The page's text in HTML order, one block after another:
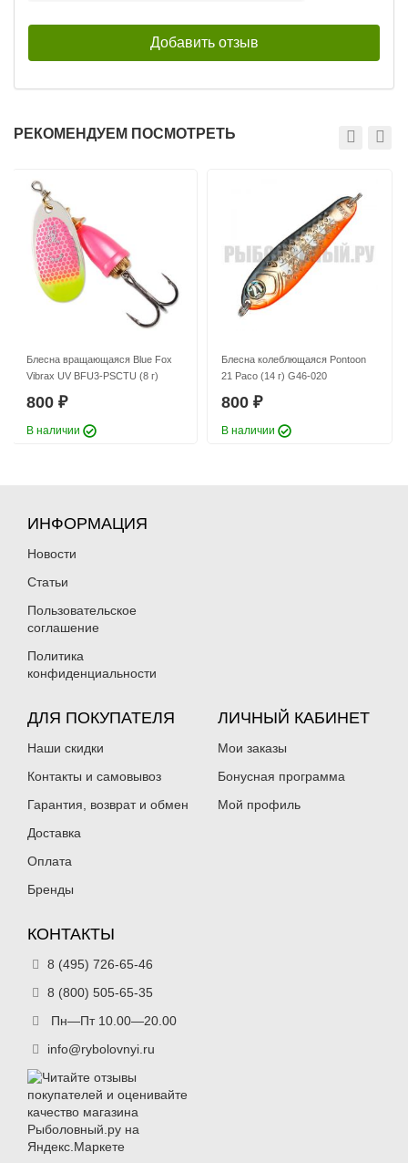
РЕКОМЕНДУЕМ ПОСМОТРЕТЬ
Блесна вращающаяся Blue Fox
Vibrax UV BFU3-PSCTU (8 г)
800 ₽
В наличии
Блесна колеблющаяся Pontoon
21 Paco (14 г) G46-020
800 ₽
В наличии
ИНФОРМАЦИЯ
Новости
Статьи
Пользовательское
соглашение
Политика
конфиденциальности
ДЛЯ ПОКУПАТЕЛЯ
Наши скидки
Контакты и самовывоз
Гарантия, возврат и обмен
Доставка
Оплата
Бренды
ЛИЧНЫЙ КАБИНЕТ
Мои заказы
Бонусная программа
Мой профиль
КОНТАКТЫ
8 (495) 726-65-46
8 (800) 505-65-35
Пн—Пт 10.00—20.00
info@rybolovnyi.ru